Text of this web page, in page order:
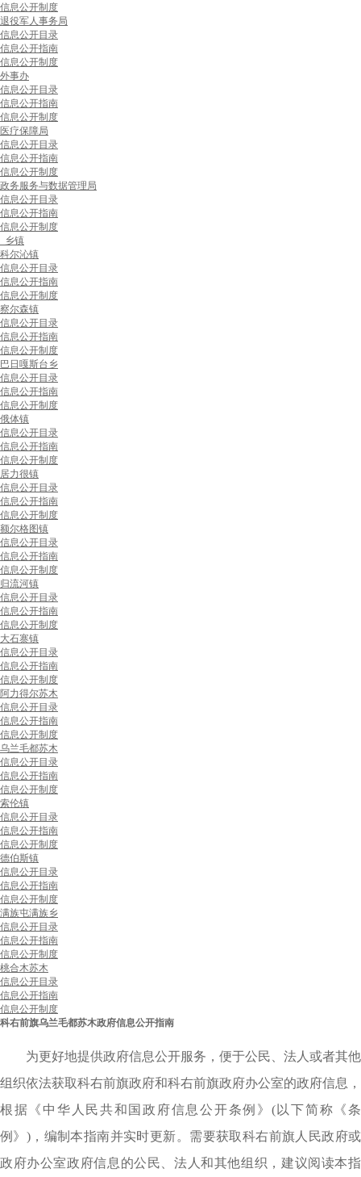
信息公开制度
退役军人事务局
信息公开目录
信息公开指南
信息公开制度
外事办
信息公开目录
信息公开指南
信息公开制度
医疗保障局
信息公开目录
信息公开指南
信息公开制度
政务服务与数据管理局
信息公开目录
信息公开指南
信息公开制度
乡镇
科尔沁镇
信息公开目录
信息公开指南
信息公开制度
察尔森镇
信息公开目录
信息公开指南
信息公开制度
巴日嘎斯台乡
信息公开目录
信息公开指南
信息公开制度
俄体镇
信息公开目录
信息公开指南
信息公开制度
居力很镇
信息公开目录
信息公开指南
信息公开制度
额尔格图镇
信息公开目录
信息公开指南
信息公开制度
归流河镇
信息公开目录
信息公开指南
信息公开制度
大石寨镇
信息公开目录
信息公开指南
信息公开制度
阿力得尔苏木
信息公开目录
信息公开指南
信息公开制度
乌兰毛都苏木
信息公开目录
信息公开指南
信息公开制度
索伦镇
信息公开目录
信息公开指南
信息公开制度
德伯斯镇
信息公开目录
信息公开指南
信息公开制度
满族屯满族乡
信息公开目录
信息公开指南
信息公开制度
桃合木苏木
信息公开目录
信息公开指南
信息公开制度
科右前旗乌兰毛都苏木政府信息公开指南
为更好地提供政府信息公开服务，便于公民、法人或者其他
组织依法获取科右前旗政府和科右前旗政府办公室的政府信息，
根据《中华人民共和国政府信息公开条例》(以下简称《条
例》)，编制本指南并实时更新。需要获取科右前旗人民政府或
政府办公室政府信息的公民、法人和其他组织，建议阅读本指